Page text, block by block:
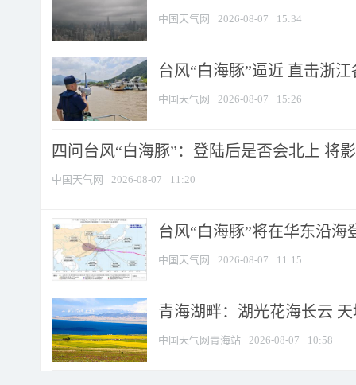
中国天气网 2026-08-07 15:34
台风“白海豚”逼近 直击浙
中国天气网 2026-08-07 15:26
四问台风“白海豚”：登陆后是否会北上 将
中国天气网 2026-08-07 11:20
台风“白海豚”将在华东沿
中国天气网 2026-08-07 11:15
青海湖畔：湖光花海长云
中国天气网青海站 2026-08-07 10:58